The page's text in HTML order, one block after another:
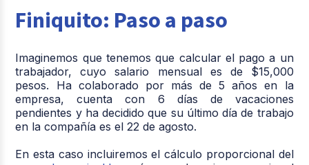
Finiquito: Paso a paso
Imaginemos que tenemos que calcular el pago a un
trabajador, cuyo salario mensual es de $15,000
pesos. Ha colaborado por más de 5 años en la
empresa, cuenta con 6 días de vacaciones
pendientes y ha decidido que su último día de trabajo
en la compañía es el 22 de agosto.
En esta caso incluiremos el cálculo proporcional del